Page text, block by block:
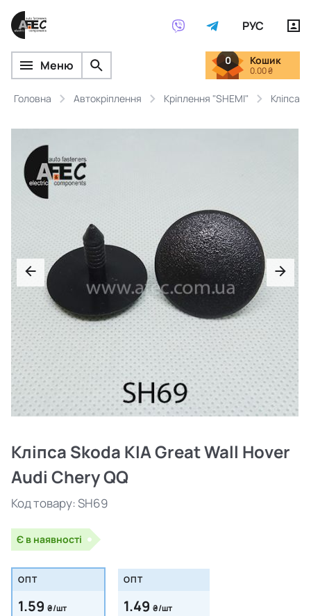
РУС
Меню 0 Кошик
0.00 ₴
Головна Автокріплення Кріплення "SHEMI" Кліпса
Кліпса Skoda KIA Great Wall Hover
Audi Chery QQ
Код товару:SH69
Є в наявності
ОПТ
1.59 ₴/шт
ОПТ
1.49 ₴/шт